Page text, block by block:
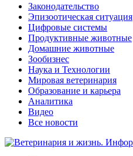
Законодательство
Эпизоотическая ситуация
Цифровые системы
Продуктивные животные
Домашние животные
Зообизнес
Наука и Технологии
Мировая ветеринария
Образование и карьера
Аналитика
Видео
Все новости